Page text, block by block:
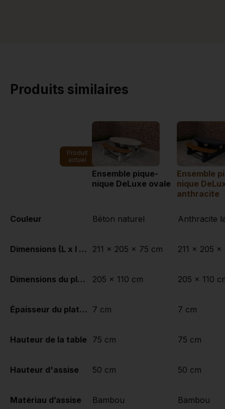
Produits similaires
Produit
actuel
Ensemble pique-
nique DeLuxe ovale
Ensemble
nique
anthracite
Couleur
Dimensions (L x l x h)
Dimensions du plateau de table (L x l)
Épaisseur du plateau de table
Hauteur de la table
Hauteur d'assise
Matériau d’assise
Béton naturel
211 x 205 x 75 cm
205 x 110 cm
7 cm
75 cm
50 cm
Bambou
Anthracite
211 x 205 x
205 x 110
7 cm
75 cm
50 cm
Bambou